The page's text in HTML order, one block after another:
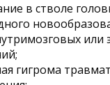
в стволе
или
гигрома